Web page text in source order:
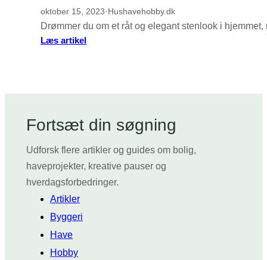
søvn
og
oktober 15, 2023•Hushavehobby.dk
Drømmer du om et råt og elegant stenlook i
Læs artikel:
overflader
naturens
udtryk
Fortsæt din søgning
Udforsk flere artikler og guides om bolig,
haveprojekter, kreative pauser og
hverdagsforbedringer.
Artikler
Byggeri
Have
Hobby